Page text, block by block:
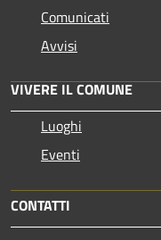
Comunicati
Avvisi
VIVERE IL COMUNE
Luoghi
Eventi
CONTATTI